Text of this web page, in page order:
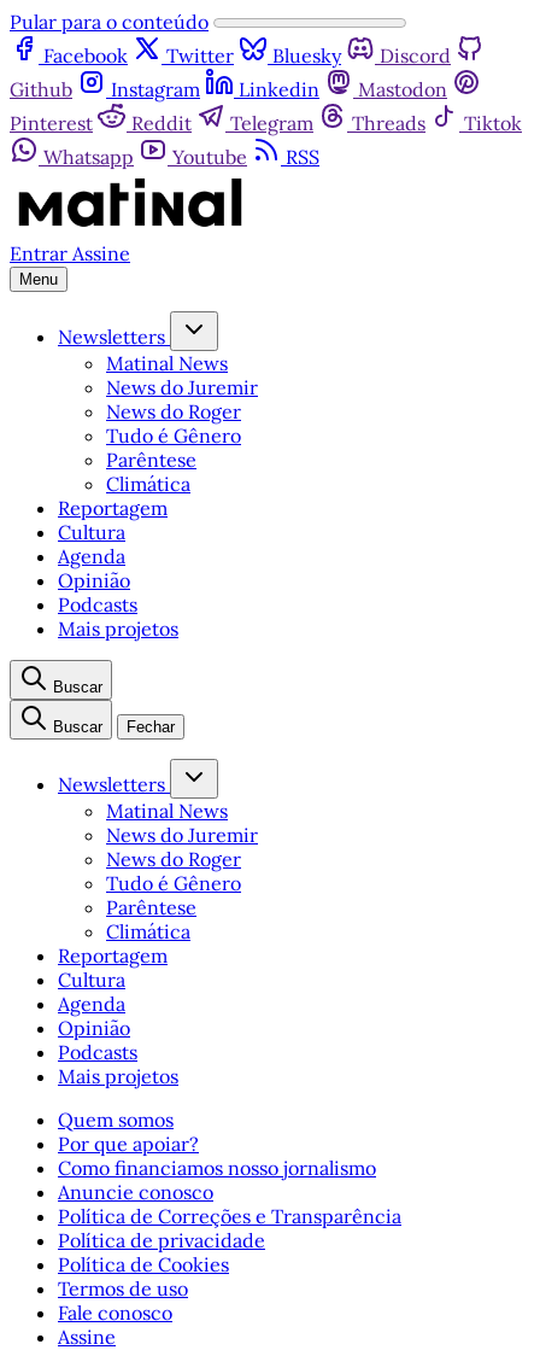
Pular para o conteúdo
Facebook
Twitter Bluesky
Discord
Github
Instagram Linkedin
Mastodon
Pinterest
Reddit Telegram Threads
Tiktok
Whatsapp
Youtube RSS
Entrar Assine
Menu
Newsletters
Matinal News
News do Juremir
News do Roger
Tudo é Gênero
Parêntese
Climática
Reportagem
Cultura
Agenda
Opinião
Podcasts
Mais projetos
Buscar
Buscar Fechar
Newsletters
Matinal News
News do Juremir
News do Roger
Tudo é Gênero
Parêntese
Climática
Reportagem
Cultura
Agenda
Opinião
Podcasts
Mais projetos
Quem somos
Por que apoiar?
Como financiamos nosso jornalismo
Anuncie conosco
Política de Correções e Transparência
Política de privacidade
Política de Cookies
Termos de uso
Fale conosco
Assine